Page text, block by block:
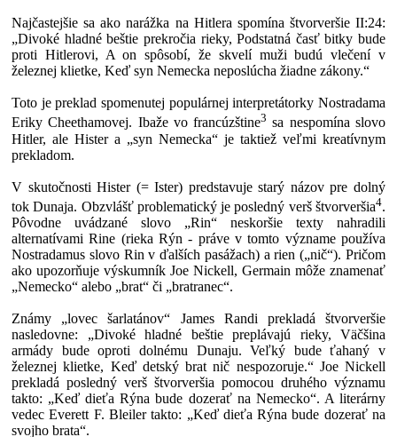
Najčastejšie sa ako narážka na Hitlera spomína štvorveršie II:24:
„Divoké hladné beštie prekročia rieky, Podstatná časť bitky bude
proti Hitlerovi, A on spôsobí, že skvelí muži budú vlečení v
železnej klietke, Keď syn Nemecka neposlúcha žiadne zákony.“
Toto je preklad spomenutej populárnej interpretátorky Nostradama
Eriky Cheethamovej. Ibaže vo francúzštine3 sa nespomína slovo
Hitler, ale Hister a „syn Nemecka“ je taktiež veľmi kreatívnym
prekladom.
V skutočnosti Hister (= Ister) predstavuje starý názov pre dolný
tok Dunaja. Obzvlášť problematický je posledný verš štvorveršia4.
Pôvodne uvádzané slovo „Rin“ neskoršie texty nahradili
alternatívami Rine (rieka Rýn - práve v tomto význame používa
Nostradamus slovo Rin v ďalších pasážach) a rien („nič“). Pričom
ako upozorňuje výskumník Joe Nickell, Germain môže znamenať
„Nemecko“ alebo „brat“ či „bratranec“.
Známy „lovec šarlatánov“ James Randi prekladá štvorveršie
nasledovne: „Divoké hladné beštie preplávajú rieky, Väčšina
armády bude oproti dolnému Dunaju. Veľký bude ťahaný v
železnej klietke, Keď detský brat nič nespozoruje.“ Joe Nickell
prekladá posledný verš štvorveršia pomocou druhého významu
takto: „Keď dieťa Rýna bude dozerať na Nemecko“. A literárny
vedec Everett F. Bleiler takto: „Keď dieťa Rýna bude dozerať na
svojho brata“.